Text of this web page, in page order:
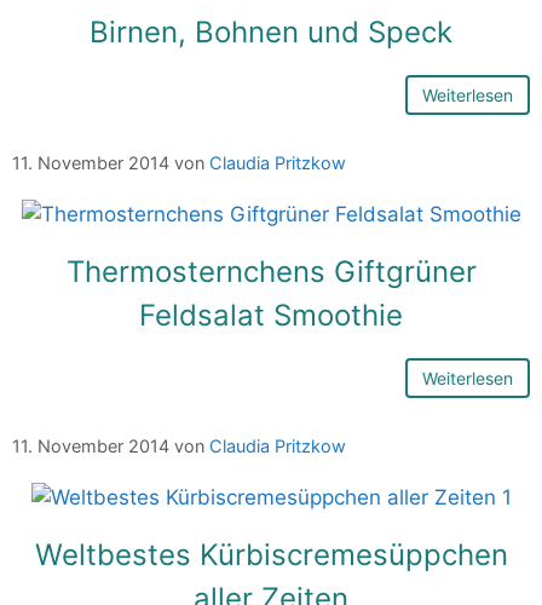
Birnen, Bohnen und Speck
Weiterlesen
11. November 2014 von Claudia Pritzkow
Thermosternchens Giftgrüner
Feldsalat Smoothie
Weiterlesen
11. November 2014 von Claudia Pritzkow
Weltbestes Kürbiscremesüppchen